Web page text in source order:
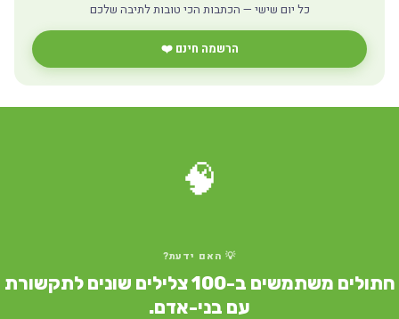
כל יום שישי — הכתבות הכי טובות לתיבה שלכם
הרשמה חינם ❤️
🧠
💡 האם ידעת?
חתולים משתמשים ב-100 צלילים שונים לתקשורת
עם בני-אדם.